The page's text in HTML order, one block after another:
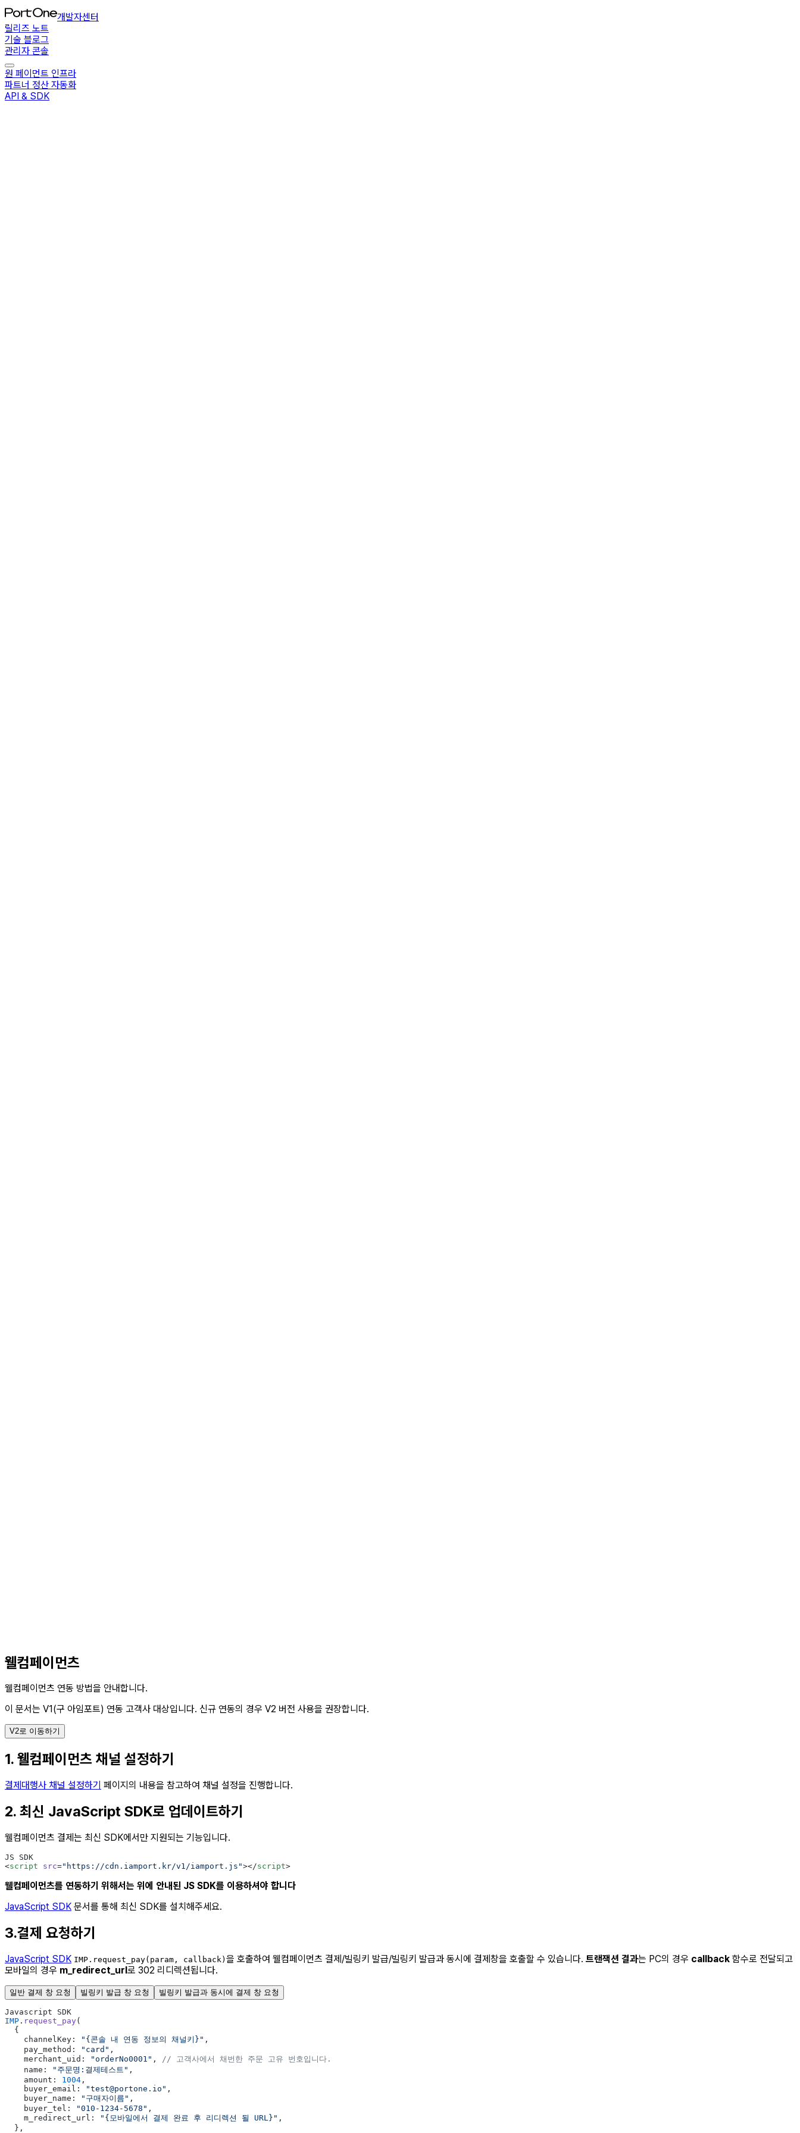
개발자센터
릴리즈 노트
기술 블로그
관리자 콘솔
원 페이먼트 인프라
파트너 정산 자동화
API & SDK
웰컴페이먼츠
웰컴페이먼츠 연동 방법을 안내합니다.
이 문서는 V1(구 아임포트) 연동 고객사 대상입니다. 신규 연동의 경우 V2 버전 사용을 권장합니다.
V2로 이동하기
1. 웰컴페이먼츠 채널 설정하기
결제대행사 채널 설정하기 페이지의 내용을 참고하여 채널 설정을 진행합니다.
2. 최신 JavaScript SDK로 업데이트하기
웰컴페이먼츠 결제는 최신 SDK에서만 지원되는 기능입니다.
JS SDK
<script src="https://cdn.iamport.kr/v1/iamport.js"></script>
웰컴페이먼츠를 연동하기 위해서는 위에 안내된 JS SDK를 이용하셔야 합니다
JavaScript SDK 문서를 통해 최신 SDK를 설치해주세요.
3.결제 요청하기
JavaScript SDK IMP.request_pay(param, callback) 을 호출하여 웰컴페이먼츠 결제/빌링키 발급/빌링키 발급과 동시에 결제창을 호출할 수 있습니다. 트랜잭션 결과는 PC의 경우 callback 함수로 전달되고
모바일의 경우 m_redirect_url로 302 리디렉션됩니다.
일반 결제 창 요청 빌링키 발급 창 요청 빌링키 발급과 동시에 결제 창 요청
Javascript SDK
IMP . request_pay(
  {
    channelKey:
"{콘솔 내 연동 정보의 채널키}" ,
    pay_method:
"card" ,
    merchant_uid:
"orderNo0001" ,
// 고객사에서 채번한 주문 고유 번호입니다.
    name:
"주문명:결제테스트" ,
    amount:
1004 ,
    buyer_email:
"test@portone.io" ,
    buyer_name:
"구매자이름" ,
    buyer_tel:
"010-1234-5678" ,
    m_redirect_url:
"{모바일에서 결제 완료 후 리디렉션 될 URL}" ,
  },